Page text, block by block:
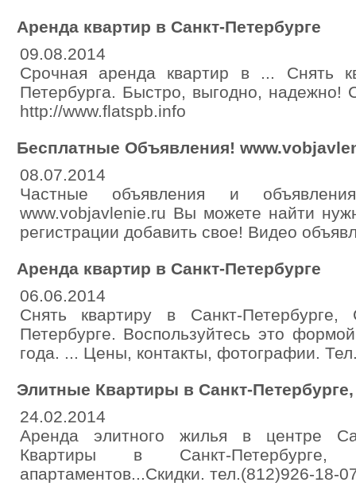
Аренда квартир в Санкт-Петербурге
09.08.2014
Срочная аренда квартир в ... Снять
Петербурга. Быстро, выгодно, надежно!
http://www.flatspb.info
Бесплатные Объявления!
08.07.2014
Частные объявления и
www.vobjavlenie.ru Вы можете найти
регистрации добавить свое! Видео
Аренда квартир в Санкт-Петербурге
06.06.2014
Снять квартиру в Санкт-
Петербурге. Воспользуйтесь это
года. ... Цены, контакты, фотографии.
Элитные Квартиры в Санкт-
24.02.2014
Аренда элитного жилья в центре
Квартиры в Санкт-
апартаментов...Скидки. тел.(812)926-18-